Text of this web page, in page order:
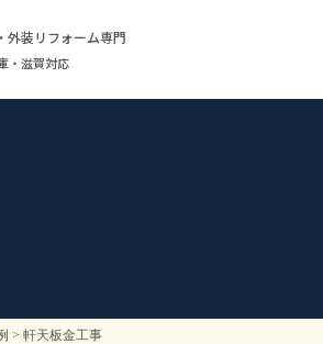
外装リフォーム専門
・滋賀対応
軒天板金工事